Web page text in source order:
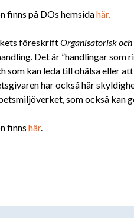
finns på DOs hemsidahär.
föreskriftOrganisatorisk
Det är ”handlingar
som kan leda till ohälsa eller
har också här
som också kan
finns här.